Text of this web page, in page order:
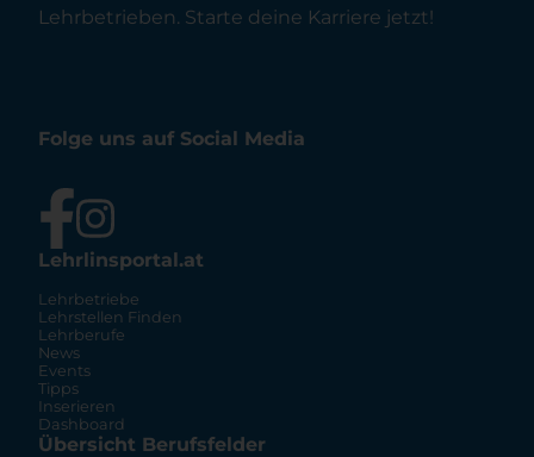
Lehrbetrieben. Starte deine Karriere jetzt!
Folge uns auf Social Media
Lehrlinsportal.at
Lehrbetriebe
Lehrstellen Finden
Lehrberufe
News
Events
Tipps
Inserieren
Dashboard
Übersicht Berufsfelder